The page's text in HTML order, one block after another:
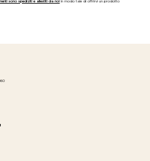
sono spediziti e allestiti da noi in modo tale di offrirvi un prodotto